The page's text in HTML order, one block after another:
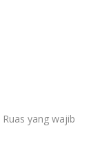
Ruas yang wajib